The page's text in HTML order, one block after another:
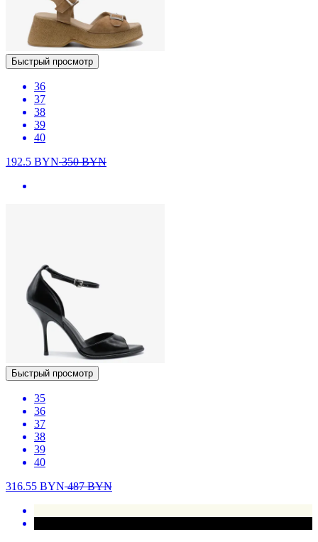
Быстрый просмотр
36
37
38
39
40
192.5 BYN350BYN
Быстрый просмотр
35
36
37
38
39
40
316.55 BYN487BYN